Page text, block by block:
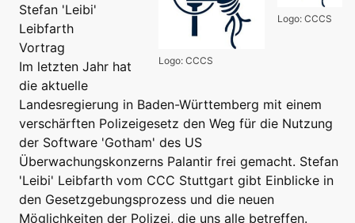
Logo: CCCS
Logo: CCCS
Stefan 'Leibi'
Leibfarth
Vortrag
Im letzten Jahr hat
die aktuelle
Landesregierung in Baden-Württemberg mit einem
verschärften Polizeigesetz den Weg für die Nutzung
der Software 'Gotham' des US
Überwachungskonzerns Palantir frei gemacht. Stefan
'Leibi' Leibfarth vom CCC Stuttgart gibt Einblicke in
den Gesetzgebungsprozess und die neuen
Möglichkeiten der Polizei, die uns alle betreffen.